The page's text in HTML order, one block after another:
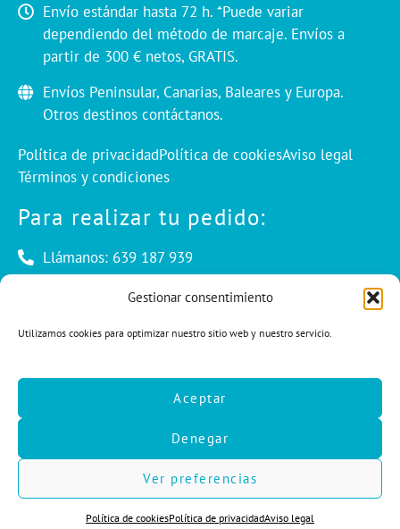
Gestionar consentimiento
Utilizamos cookies para optimizar nuestro sitio web y nuestro servicio.
Aceptar
Denegar
Ver preferencias
Política de cookiesPolítica de privacidadAviso legal
Envío estándar hasta 72 h. *Puede variar
dependiendo del método de marcaje. Envíos a
partir de 300 € netos, GRATIS.
Envíos Peninsular, Canarias, Baleares y Europa.
Otros destinos contáctanos.
Política de privacidadPolítica de cookiesAviso legal
Términos y condiciones
Para realizar tu pedido:
Llámanos: 639 187 939
Envíanos un mail: info@cuentaconello.com
info@cuentaconello.com
a
o
n i
k